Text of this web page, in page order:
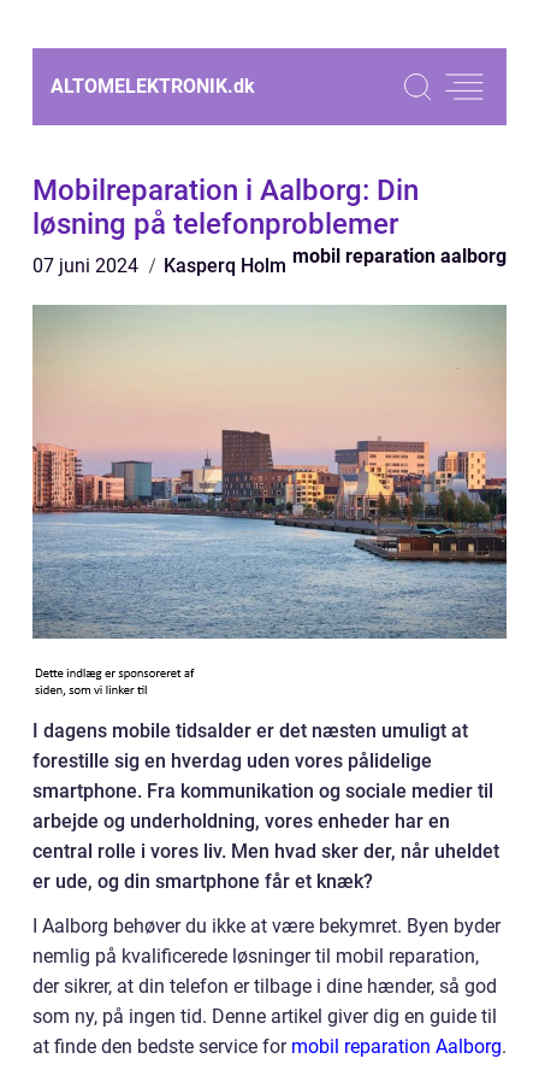
ALTOMELEKTRONIK.dk
Mobilreparation i Aalborg: Din
løsning på telefonproblemer
07 juni 2024 Kasperq Holm mobil reparation aalborg
I dagens mobile tidsalder er det næsten umuligt at
forestille sig en hverdag uden vores pålidelige
smartphone. Fra kommunikation og sociale medier til
arbejde og underholdning, vores enheder har en
central rolle i vores liv. Men hvad sker der, når uheldet
er ude, og din smartphone får et knæk?
I Aalborg behøver du ikke at være bekymret. Byen byder
nemlig på kvalificerede løsninger til mobil reparation,
der sikrer, at din telefon er tilbage i dine hænder, så god
som ny, på ingen tid. Denne artikel giver dig en guide til
at finde den bedste service for mobil reparation Aalborg.